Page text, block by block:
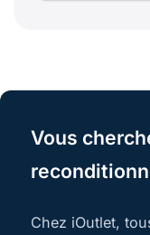
Vous
Chez iOutlet,